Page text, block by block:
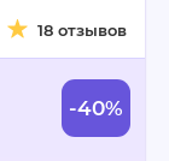
18 отзывов
-40%